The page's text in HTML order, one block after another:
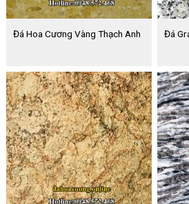
Đá Hoa Cương Vàng Thạch Anh Đá